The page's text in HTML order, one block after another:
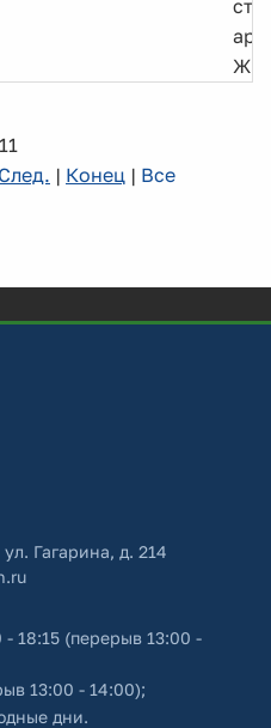
След. | Конец | Все
Гагарина, д. 214
- 18:15 (перерыв 13:00 -
13:00 - 14:00);
дни.